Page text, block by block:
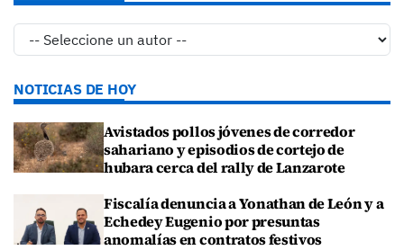
NOTICIAS DE HOY
Avistados pollos jóvenes de corredor
sahariano y episodios de cortejo de
hubara cerca del rally de Lanzarote
Fiscalía denuncia a Yonathan de León y a
Echedey Eugenio por presuntas
anomalías en contratos festivos